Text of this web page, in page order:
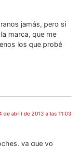
jamás, pero si
marca, que me
los que probé
de abril de 2013 a las 11:03
ya que yo